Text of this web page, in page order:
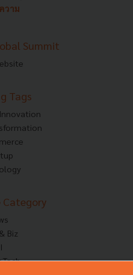
วาม
Summit
Tags
Category
Biz